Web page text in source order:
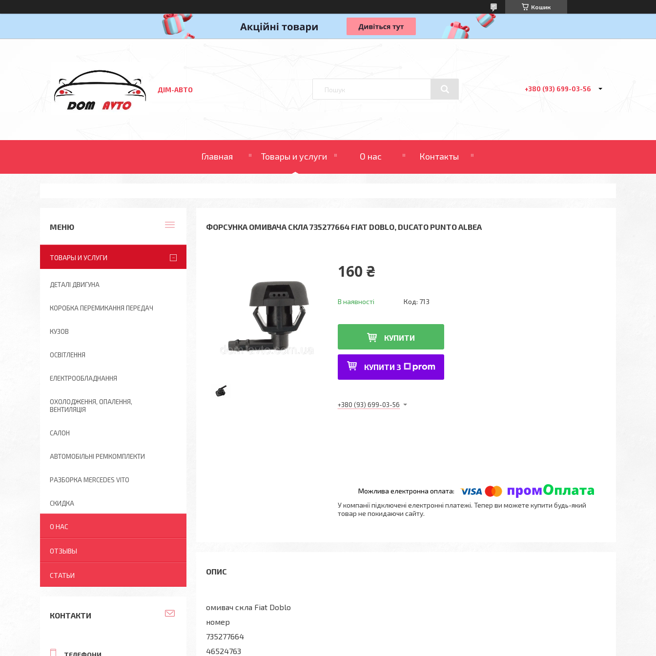
Кошик
ДІМ-АВТО +380 (93) 699-03-56
Главная Товары и услуги О нас Контакты
ФОРСУНКА ОМИВАЧА СКЛА 735277664 FIAT DOBLO, DUCATO PUNTO ALBEA
160 ₴
В наявності Код: 713
КУПИТИ
КУПИТИ З
+380 (93) 699-03-56
У компанії підключені електронні платежі. Тепер ви можете купити будь-який
товар не покидаючи сайту.
омивач скла Fiat Doblo
номер
735277664
46524763
ТОВАРЫ И УСЛУГИ
ДЕТАЛІ ДВИГУНА
КОРОБКА ПЕРЕМИКАННЯ ПЕРЕДАЧ
КУЗОВ
ОСВІТЛЕННЯ
ЕЛЕКТРООБЛАДНАННЯ
ОХОЛОДЖЕННЯ, ОПАЛЕННЯ,
ВЕНТИЛЯЦІЯ
САЛОН
АВТОМОБІЛЬНІ РЕМКОМПЛЕКТИ
РАЗБОРКА MERCEDES VITO
СКИДКА
О НАС
ОТЗЫВЫ
СТАТЬИ
КОНТАКТИ